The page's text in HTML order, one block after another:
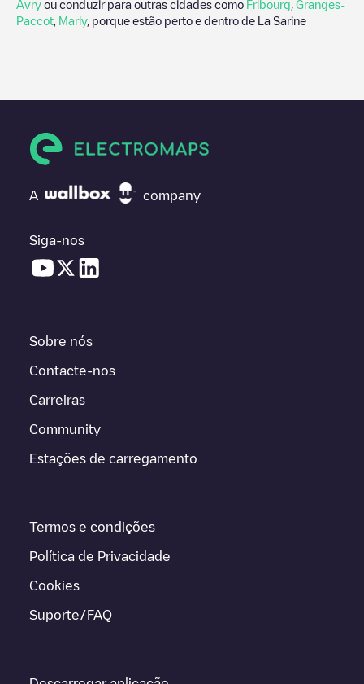
Avry ou conduzir para outras cidades como Fribourg Granges-
Paccot Marly, porque estão perto e dentro de La Sarine
A company
Siga-nos
Sobre nós
Contacte-nos
Carreiras
Community
Estações de carregamento
Termos e condições
Política de Privacidade
Cookies
Suporte/FAQ